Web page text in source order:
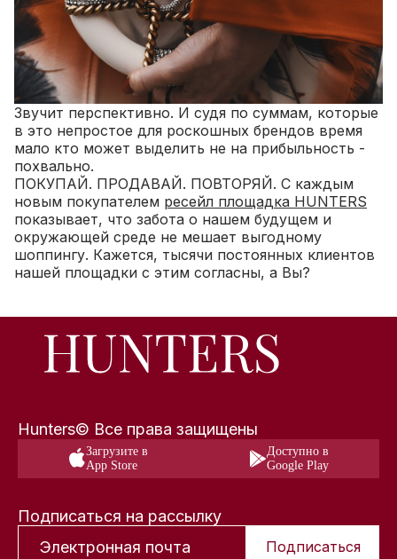
Звучит перспективно. И судя по суммам, которые
в это непростое для роскошных брендов время
мало кто может выделить не на прибыльность -
похвально.
ПОКУПАЙ. ПРОДАВАЙ. ПОВТОРЯЙ. C каждым
новым покупателем ресейл площадка HUNTERS
показывает, что забота о нашем будущем и
окружающей среде не мешает выгодному
шоппингу. Кажется, тысячи постоянных клиентов
нашей площадки с этим согласны, а Вы?
Hunters© Все права защищены
Загрузите в
App Store
Доступно в
Google Play
Подписаться на рассылку
Подписаться